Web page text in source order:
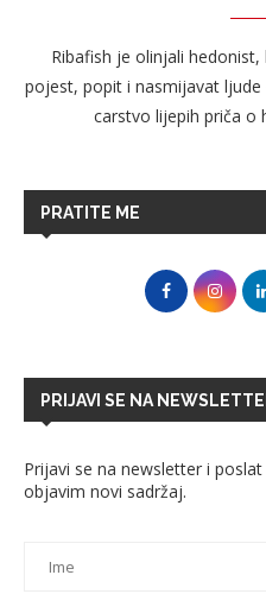
Ribafish je olinjali
pojest, popit i nasmijavat
carstvo lijepih priča o
PRATITE ME
PRIJAVI SE NA
Prijavi se na newsletter i
objavim novi sadržaj.